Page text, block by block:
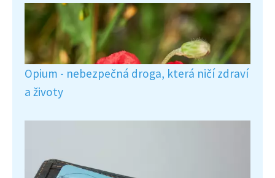
Opium - nebezpečná droga, která ničí zdraví
a životy